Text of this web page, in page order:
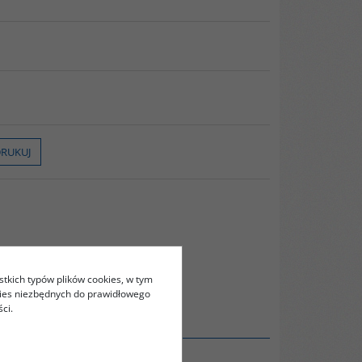
typów plików cookies, w tym
niezbędnych do prawidłowego